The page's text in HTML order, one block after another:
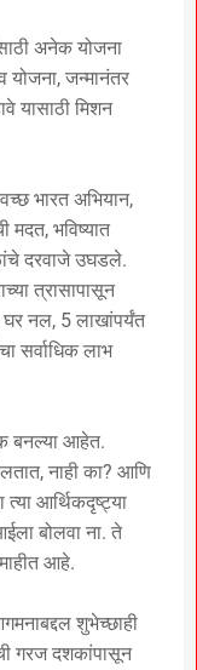
अनेक योजना
जन्मानंतर
यासाठी मिशन
भारत अभियान,
मदत, भविष्यात
दरवाजे उघडले.
त्रासापासून
घर नल, 5 लाखांपर्यंत
सर्वाधिक लाभ
बनल्या आहेत.
नाही का? आणि
आर्थिकदृष्ट्या
बोलवा ना. ते
आहे.
शुभेच्छाही
गरज दशकांपासून